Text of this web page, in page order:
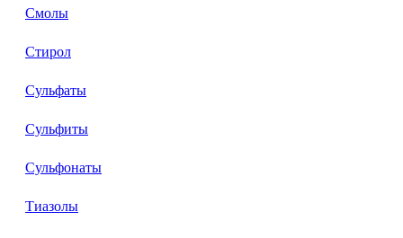
Смолы
Стирол
Сульфаты
Сульфиты
Сульфонаты
Тиазолы